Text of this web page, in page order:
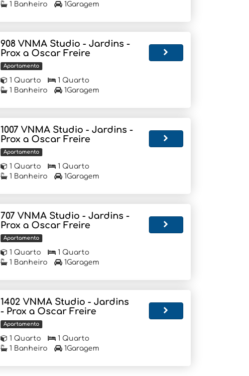
1 Banheiro
1Garagem
908 VNMA Studio - Jardins -
Prox a Oscar Freire
Apartamento
1 Quarto
1 Quarto
1 Banheiro
1Garagem
1007 VNMA Studio - Jardins -
Prox a Oscar Freire
Apartamento
1 Quarto
1 Quarto
1 Banheiro
1Garagem
707 VNMA Studio - Jardins -
Prox a Oscar Freire
Apartamento
1 Quarto
1 Quarto
1 Banheiro
1Garagem
1402 VNMA Studio - Jardins
- Prox a Oscar Freire
Apartamento
1 Quarto
1 Quarto
1 Banheiro
1Garagem